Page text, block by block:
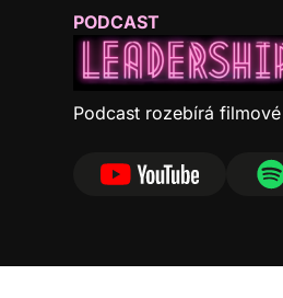
PODCAST
Podcast rozebírá